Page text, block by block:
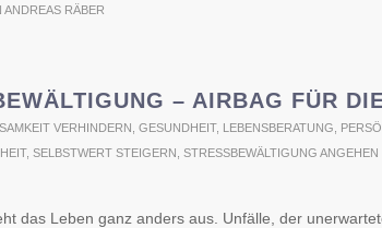
ANDREAS RÄBER
– AIRBAG FÜR
VERHINDERN GESUNDHEIT, LEBENSBERATUNG
, SELBSTWERT STEIGERN STRESSBEWÄLTIGUNG ANGEHEN
das Leben ganz anders aus. Unfälle, der